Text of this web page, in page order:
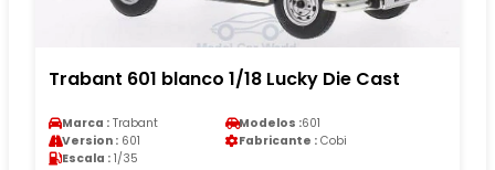
Trabant 601 blanco 1/18 Lucky Die Cast
Marca : Trabant Modelos :601
Version : 601 Fabricante : Cobi
Escala : 1/35